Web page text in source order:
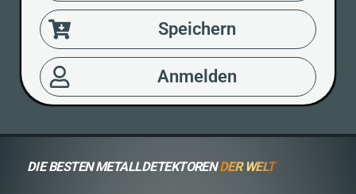
Speichern
Anmelden
DIE BESTEN METALLDETEKTORENDER WELT